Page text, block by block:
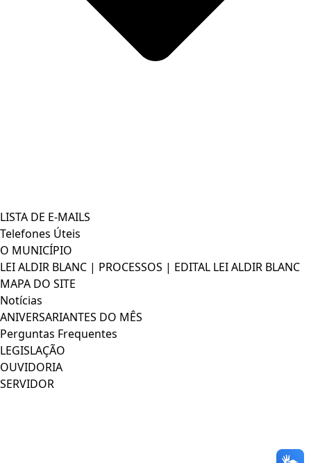
LISTA DE E-MAILS
Telefones Úteis
O MUNICÍPIO
LEI ALDIR BLANC | PROCESSOS | EDITAL LEI ALDIR BLANC
MAPA DO SITE
Notícias
ANIVERSARIANTES DO MÊS
Perguntas Frequentes
LEGISLAÇÃO
OUVIDORIA
SERVIDOR